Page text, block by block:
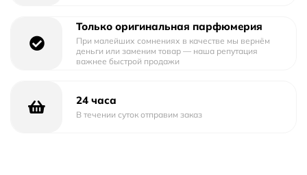
Только оригинальная парфюмерия
При малейших сомнениях в качестве мы вернём
деньги или заменим товар — наша репутация
важнее быстрой продажи
24 часа
В течении суток отправим заказ